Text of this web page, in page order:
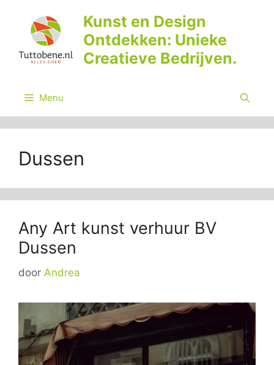
inhoud
Kunst en Design
Ontdekken: Unieke
Creatieve Bedrijven.
Menu
Dussen
Any Art kunst verhuur BV
Dussen
door Andrea